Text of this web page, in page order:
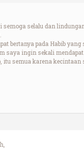
selalu dan
bertanya pada Habib yang
saya ingin sekali
semua karena kecintaan